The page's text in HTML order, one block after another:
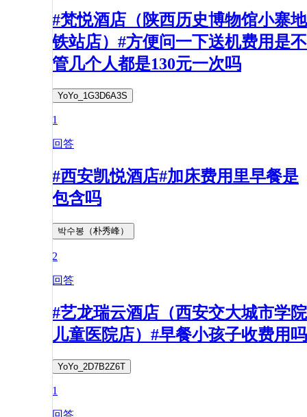
#梵悦酒店（陕西历史博物馆小寨地
铁站店）#方便问一下送机费用是不
管几个人都是130元一次吗
YoYo_1G3D6A3S
1
回答
#西安凯悦酒店#加床费用里早餐是
包含吗
박수봉（朴秀峰）
2
回答
#艺龙瑞云酒店（西安交大城市学院
儿童医院店）#早餐小孩子收费用吗
YoYo_2D7B2Z6T
1
回答